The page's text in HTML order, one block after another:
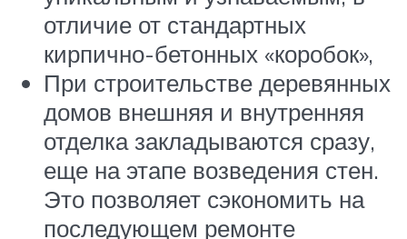
отличие от стандартных
кирпично-бетонных «коробок»,
При строительстве деревянных
домов внешняя и внутренняя
отделка закладываются сразу,
еще на этапе возведения стен.
Это позволяет сэкономить на
последующем ремонте